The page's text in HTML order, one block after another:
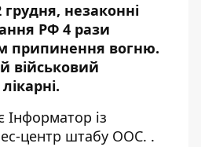
незаконні
РФ 4 рази
припинення вогню.
військовий
Інформатор із
центр штабу ООС. .